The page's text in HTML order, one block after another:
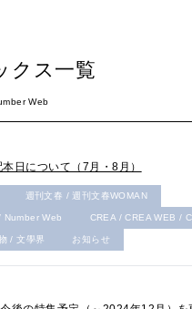
クス一覧
Web
日について（7月・8月）
週刊文春 / 週刊文春WOMAN
Number Web CREA / CREA WEB /
/ 文學界 お知らせ